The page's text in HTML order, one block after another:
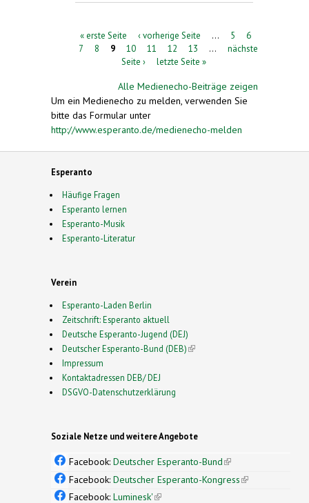
Seiten« erste Seite ‹ vorherige Seite … 5
6
7
8 9 10 11 12 13 …
nächste
Seite ›
letzte Seite »
Alle Medienecho-Beiträge zeigen
Um ein Medienecho zu melden, verwenden Sie
bitte das Formular unter
http://www.esperanto.de/medienecho-melden
Esperanto
Häufige Fragen
Esperanto lernen
Esperanto-Musik
Esperanto-Literatur
Verein
Esperanto-Laden Berlin
Zeitschrift: Esperanto aktuell
Deutsche Esperanto-Jugend (DEJ)
Deutscher Esperanto-Bund (DEB)(link is external)
Impressum
Kontaktadressen DEB/ DEJ
DSGVO-Datenschutzerklärung
Soziale Netze und weitere Angebote
Facebook: Deutscher Esperanto-Bund(link is
external)
Facebook: Deutscher Esperanto-Kongress(link is
Facebook: Luminesk'(link is external)